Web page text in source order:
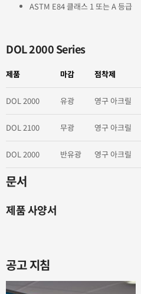
ASTM E84 클래스 1 또는 A 등급
DOL 2000 Series
제품 마감 점착제
DOL 2000 유광 영구 아크릴
DOL 2100 무광 영구 아크릴
DOL 2000 반유광 영구 아크릴
문서
제품 사양서
공고 지침